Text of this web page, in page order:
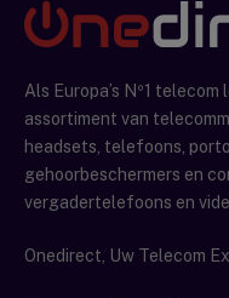
Als Europa’s Nº1
assortiment van
headsets, telefoons,
gehoorbeschermers en
vergadertelefoons en
Onedirect, Uw Telecom